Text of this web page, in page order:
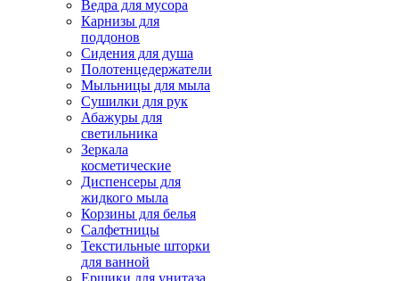
Ведра для мусора
Карнизы для
поддонов
Сидения для душа
Полотенцедержатели
Мыльницы для мыла
Сушилки для рук
Абажуры для
светильника
Зеркала
косметические
Диспенсеры для
жидкого мыла
Корзины для белья
Салфетницы
Текстильные шторки
для ванной
Ершики для унитаза